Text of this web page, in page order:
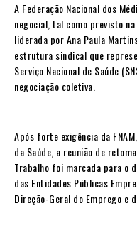
A Federação Nacional dos
negocial, tal como previsto
liderada por Ana Paula
estrutura sindical que
Serviço Nacional de Saúde
negociação coletiva.
Após forte exigência da
da Saúde, a reunião de
Trabalho foi marcada para o
das Entidades Públicas
Direção-Geral do Emprego e